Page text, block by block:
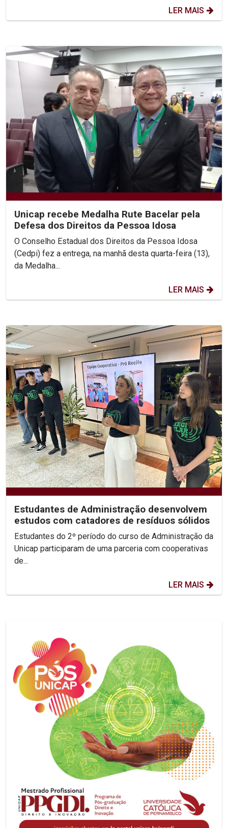
LER MAIS
Unicap recebe Medalha Rute Bacelar pela
Defesa dos Direitos da Pessoa Idosa
O Conselho Estadual dos Direitos da Pessoa Idosa
(Cedpi) fez a entrega, na manhã desta quarta-feira (13),
da Medalha...
LER MAIS
Estudantes de Administração desenvolvem
estudos com catadores de resíduos sólidos
Estudantes do 2º período do curso de Administração da
Unicap participaram de uma parceria com cooperativas
de...
LER MAIS